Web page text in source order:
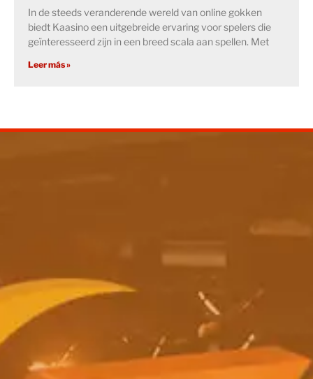
In de steeds veranderende wereld van online gokken
biedt Kaasino een uitgebreide ervaring voor spelers die
geïnteresseerd zijn in een breed scala aan spellen. Met
Leer más »